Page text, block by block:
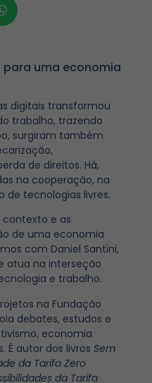
para uma economia
digitais transformou
trabalho, trazendo
surgiram também
de direitos. Há,
na cooperação, na
de tecnologias livres.
contexto e as
de uma economia
com Daniel Santini,
atua na interseção
e trabalho.
na Fundação
debates, estudos e
economia
É autor dos livros Sem
da Tarifa Zero
da Tarifa